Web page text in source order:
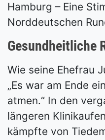
Hamburg – Eine
Norddeutschen
Gesundheitliche
Wie seine Ehefrau
„Es war am Ende
atmen.“ In den
längeren
kämpfte von